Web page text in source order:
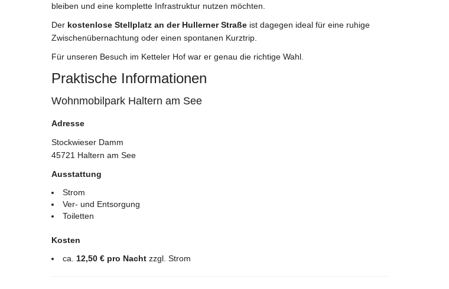
bleiben und eine komplette Infrastruktur nutzen möchten.
Der kostenlose Stellplatz an der Hullerner Straße ist dagegen ideal für eine ruhige
Zwischenübernachtung oder einen spontanen Kurztrip.
Für unseren Besuch im Ketteler Hof war er genau die richtige Wahl.
Praktische Informationen
Wohnmobilpark Haltern am See
Adresse
Stockwieser Damm
45721 Haltern am See
Ausstattung
Strom
Ver- und Entsorgung
Toiletten
Kosten
ca. 12,50 € pro Nacht zzgl. Strom